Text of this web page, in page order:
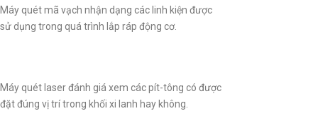
Máy quét mã vạch nhận dạng các linh kiện được
sử dụng trong quá trình lắp ráp động cơ.
Máy quét laser đánh giá xem các pít-tông có được
đặt đúng vị trí trong khối xi lanh hay không.